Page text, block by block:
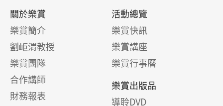
關於樂賞
樂賞簡介
劉岠渭教授
樂賞團隊
合作講師
財務報表
活動總覽
樂賞快訊
樂賞講座
樂賞行事曆
樂賞出版品
導聆DVD